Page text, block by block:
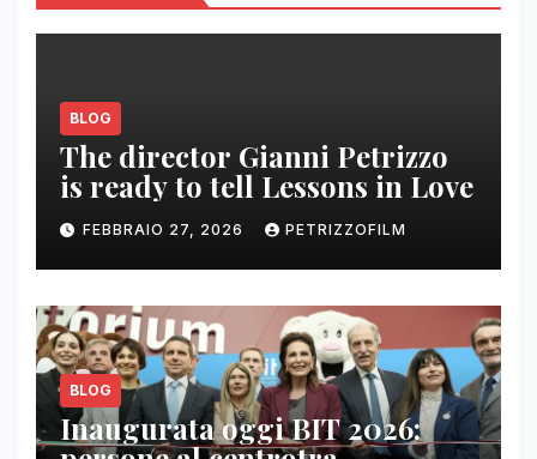
BLOG
The director Gianni Petrizzo
is ready to tell Lessons in Love
FEBBRAIO 27, 2026 PETRIZZOFILM
BLOG
Inaugurata oggi BIT 2026: